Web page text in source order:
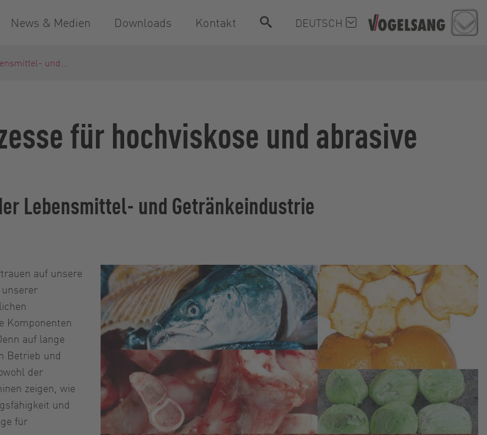
News & Medien Downloads Kontakt DEUTSCH
und...
für hochviskose und abrasive
Lebensmittel- und Getränkeindustrie
auf unsere
Komponenten
auf lange
Betrieb und
der
zeigen, wie
und
für